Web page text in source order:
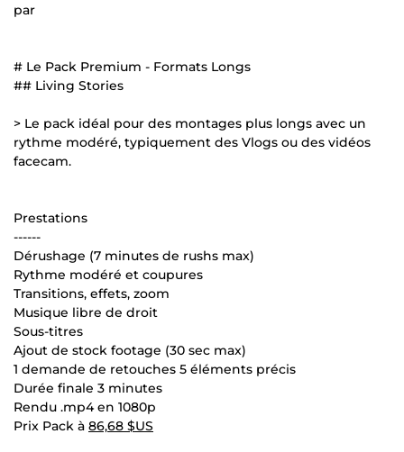
par
# Le Pack Premium - Formats Longs
## Living Stories
> Le pack idéal pour des montages plus longs avec un
rythme modéré, typiquement des Vlogs ou des vidéos
facecam.
Prestations
------
Dérushage (7 minutes de rushs max)
Rythme modéré et coupures
Transitions, effets, zoom
Musique libre de droit
Sous-titres
Ajout de stock footage (30 sec max)
1 demande de retouches 5 éléments précis
Durée finale 3 minutes
Rendu .mp4 en 1080p
Prix Pack à 86,68 $US